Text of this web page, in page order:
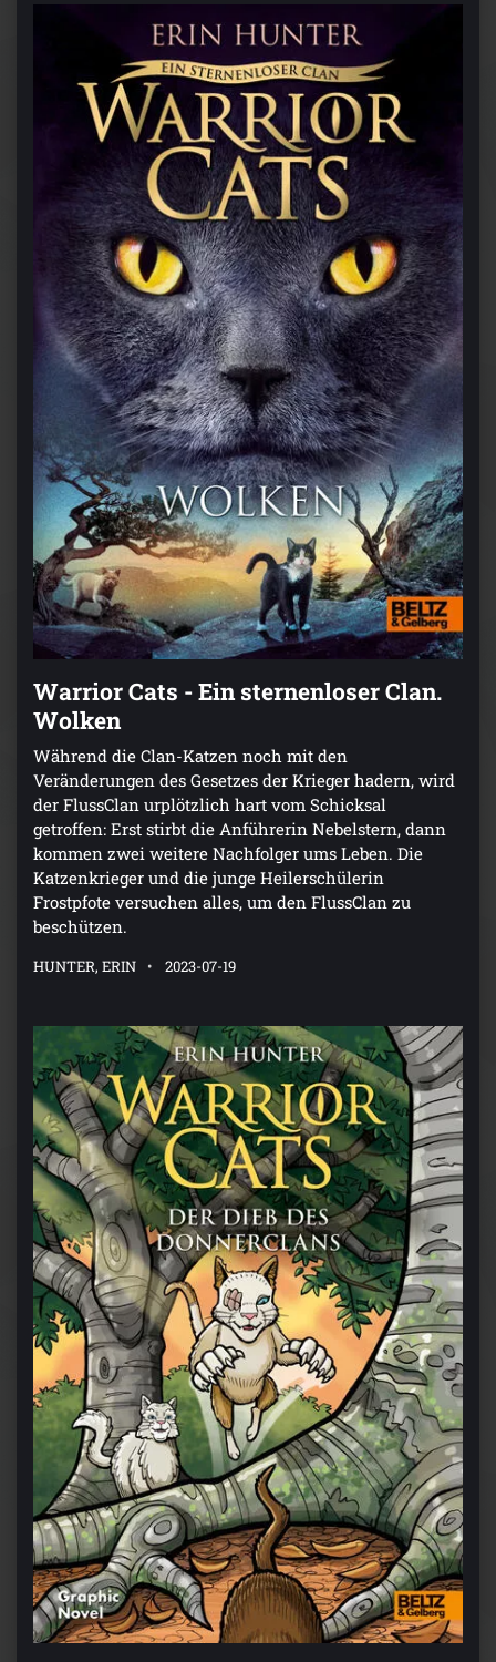
Warrior Cats - Ein sternenloser Clan.
Wolken
Während die Clan-Katzen noch mit den
Veränderungen des Gesetzes der Krieger hadern, wird
der FlussClan urplötzlich hart vom Schicksal
getroffen: Erst stirbt die Anführerin Nebelstern, dann
kommen zwei weitere Nachfolger ums Leben. Die
Katzenkrieger und die junge Heilerschülerin
Frostpfote versuchen alles, um den FlussClan zu
beschützen.
HUNTER, ERIN 2023-07-19